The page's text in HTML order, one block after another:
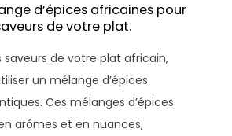
d’épices africaines pour
de votre plat.
saveurs de votre plat africain,
un mélange d’épices
Ces mélanges d’épices
arômes et en nuances,